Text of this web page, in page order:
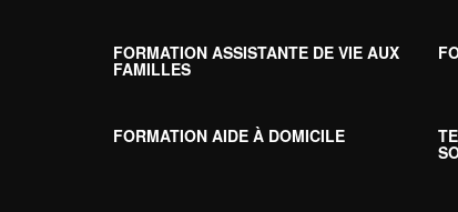
FORMATION ASSISTANTE DE VIE AUX
FAMILLES
FORMATION AIDE À DOMICILE